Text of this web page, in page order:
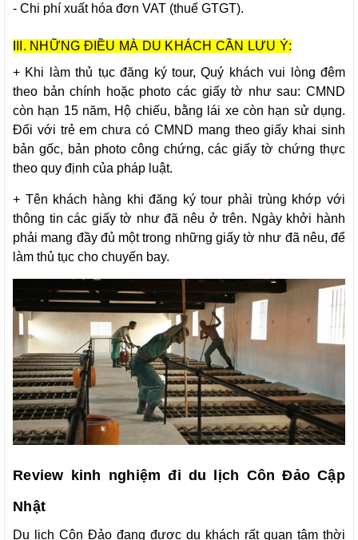
- Chi phí xuất hóa đơn VAT (thuế GTGT).
III. NHỮNG ĐIỀU MÀ DU KHÁCH CẦN LƯU Ý:
+ Khi làm thủ tục đăng ký tour, Quý khách vui lòng đêm
theo bản chính hoặc photo các giấy tờ như sau: CMND
còn hạn 15 năm, Hộ chiếu, bằng lái xe còn hạn sử dụng.
Đối với trẻ em chưa có CMND mang theo giấy khai sinh
bản gốc, bản photo công chứng, các giấy tờ chứng thực
theo quy định của pháp luật.
+ Tên khách hàng khi đăng ký tour phải trùng khớp với
thông tin các giấy tờ như đã nêu ở trên. Ngày khởi hành
phải mang đầy đủ một trong những giấy tờ như đã nêu, để
làm thủ tục cho chuyến bay.
Review kinh nghiệm đi du lịch Côn Đảo Cập
Nhật
Du lịch Côn Đảo đang được du khách rất quan tâm thời